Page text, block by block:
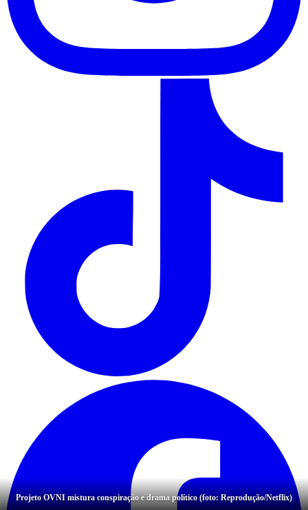
Projeto OVNI mistura conspiração e drama político (foto: Reprodução/Netflix)